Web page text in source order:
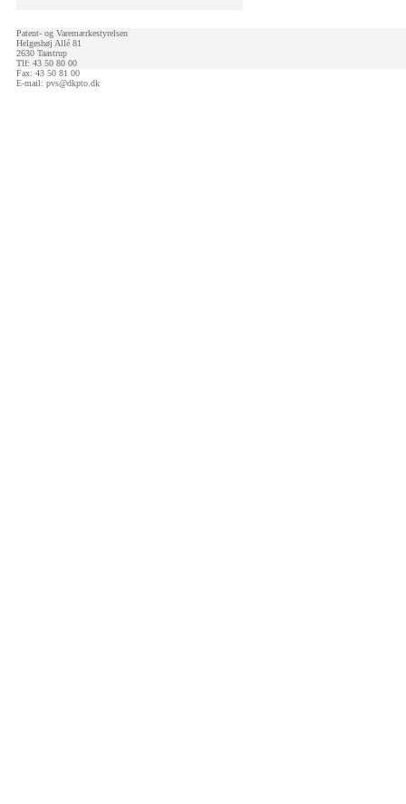
Patent- og Varemærkestyrelsen
Helgeshøj Allé 81
2630 Taastrup
Tlf: 43 50 80 00
Fax: 43 50 81 00
E-mail: pvs@dkpto.dk